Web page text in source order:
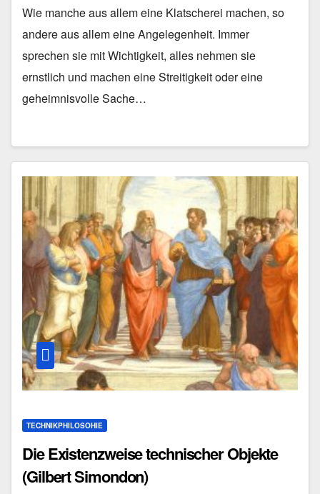
Wie manche aus allem eine Klatscherei machen, so
andere aus allem eine Angelegenheit. Immer
sprechen sie mit Wichtigkeit, alles nehmen sie
ernstlich und machen eine Streitigkeit oder eine
geheimnisvolle Sache…
TECHNIKPHILOSOHIE
Die Existenzweise technischer Objekte
(Gilbert Simondon)